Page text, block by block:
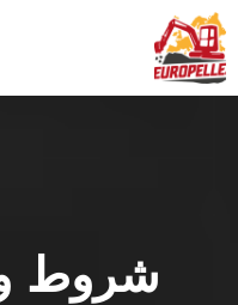
شروط